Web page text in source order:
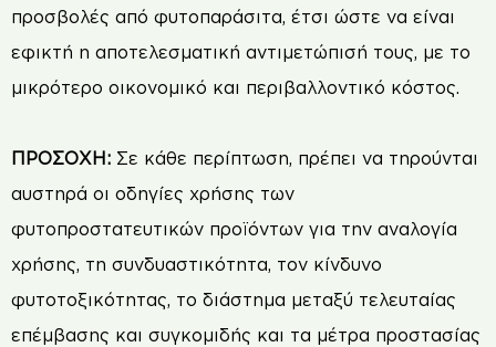
προσβολές από φυτοπαράσιτα, έτσι ώστε να είναι
εφικτή η αποτελεσματική αντιμετώπισή τους, με το
μικρότερο οικονομικό και περιβαλλοντικό κόστος.
ΠΡΟΣΟΧΗ: Σε κάθε περίπτωση, πρέπει να τηρούνται
αυστηρά οι οδηγίες χρήσης των
φυτοπροστατευτικών προϊόντων για την αναλογία
χρήσης, τη συνδυαστικότητα, τον κίνδυνο
φυτοτοξικότητας, το διάστημα μεταξύ τελευταίας
επέμβασης και συγκομιδής και τα μέτρα προστασίας